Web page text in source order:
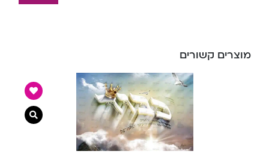
מוצרים קשורים
צפייה